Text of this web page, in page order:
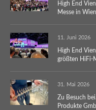
High End
Messe in
11. Juni 2026
High End
größten HiFi-
31. Mai 2026
Zu Besuch
Produkte